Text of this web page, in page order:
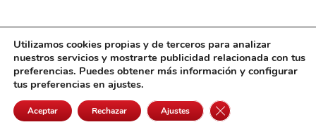
Utilizamos cookies propias y de terceros para analizar
nuestros servicios y mostrarte publicidad relacionada con tus
preferencias. Puedes obtener más información y configurar
tus preferencias en ajustes.
Aceptar Rechazar Ajustes Cerrar el banner de